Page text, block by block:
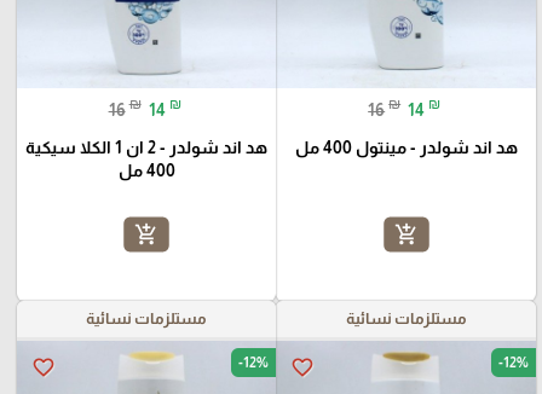
16 ₪ 14 ₪
هد اند شولدر - مينتول 400 مل
add_shopping_cart
16 ₪ 14 ₪
هد اند شولدر - 2 ان 1 الكلا سيكية
400 مل
add_shopping_cart
مستلزمات نسائية
favorite_border -12%
مستلزمات نسائية
favorite_border -12%